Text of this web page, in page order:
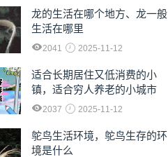
龙的生活在哪个地方、龙一般
生活在哪里
2041 2025-11-12
适合长期居住又低消费的小
镇，适合穷人养老的小城市
2037 2025-11-12
鸵鸟生活环境，鸵鸟生存的环
境是什么